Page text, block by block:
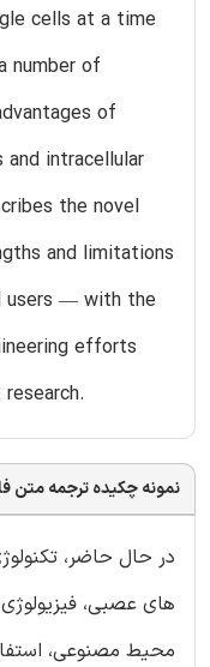
cells at a time
number of
of
intracellular
the novel
and limitations
users — with the
efforts
نمونه چکیده ترجمه متن
در حال حاضر،
های عصبی،
محیط مصنوعی،